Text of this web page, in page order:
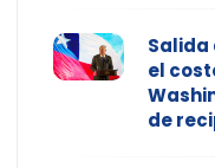
Salida
el
de